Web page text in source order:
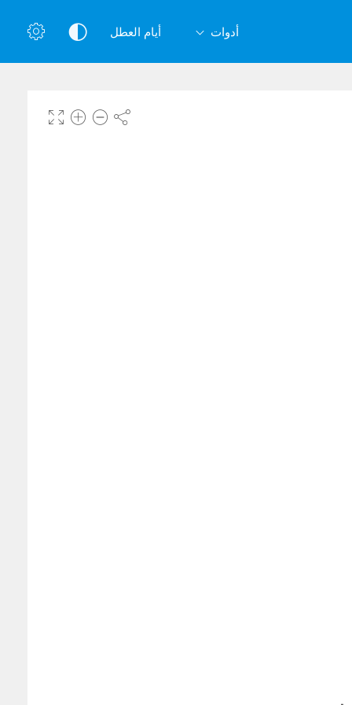
أيام العطل أدوات